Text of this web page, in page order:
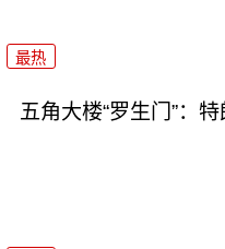
最热
五角大楼“罗生门”：